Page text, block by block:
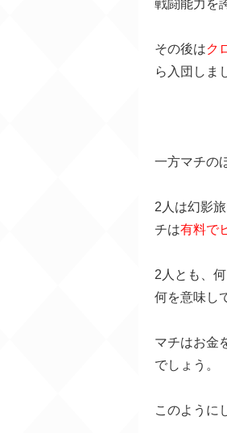
戦闘能力を
その後はク
ら入団しま
一方マチの
2人は幻影
チは有料で
2人とも、
何を意味し
マチはお金
でしょう。
このように